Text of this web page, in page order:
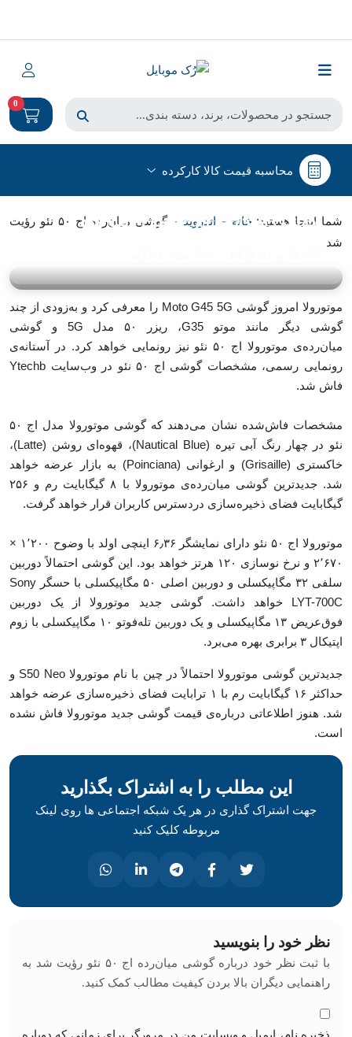
0
محاسبه قیمت کالا کارکرده
شما اینجا هستید: خانه -اندروید -
گوشی میان‌رده اج ۵۰ نئو رؤیت
شد
اندروید
گوشی میان‌رده اج ۵۰ نئو رؤیت شد
موتورولا امروز گوشی Moto G45 5G را معرفی کرد و به‌زودی از چند
گوشی دیگر مانند موتو G35، ریزر ۵۰ مدل 5G و گوشی
میان‌رده‌ی موتورولا اج ۵۰ نئو نیز رونمایی خواهد کرد. در آستانه‌ی
رونمایی رسمی، مشخصات گوشی اج ۵۰ نئو در وب‌سایت Ytechb
فاش شد.
مشخصات فاش‌شده نشان می‌دهند که گوشی موتورولا مدل اج ۵۰
نئو در چهار رنگ آبی تیره (Nautical Blue)، قهوه‌ای روشن (Latte)،
خاکستری (Grisaille) و ارغوانی (Poinciana) به بازار عرضه خواهد
شد. جدیدترین گوشی میان‌‌رده‌‌ی موتورولا با ۸ گیگابایت رم و ۲۵۶
گیگابایت فضای ذخیره‌سازی دردسترس کاربران قرار خواهد گرفت.
موتورولا اج ۵۰ نئو دارای نمایشگر ۶٫۳۶ اینچی اولد با وضوح ۱٬۲۰۰ ×
۲٬۶۷۰ و نرخ نوسازی ۱۲۰ هرتز خواهد بود. این گوشی احتمالاً دوربین
سلفی ۳۲ مگاپیکسلی و دوربین اصلی ۵۰ مگاپیکسلی با حسگر Sony
LYT-700C
خواهد داشت. گوشی جدید موتورولا از یک دوربین
فوق‌عریض ۱۳ مگاپیکسلی و یک دوربین تله‌فوتو ۱۰ مگاپیکسلی با زوم
اپتیکال ۳ برابری بهره می‌برد.
جدیدترین گوشی موتورولا احتمالاً در چین با نام موتورولا S50 Neo و
حداکثر ۱۶ گیگابایت رم با ۱ ترابایت فضای ذخیره‌سازی عرضه خواهد
شد. هنوز اطلاعاتی درباره‌ی قیمت گوشی جدید موتورولا فاش نشده
است.
این مطلب را به اشتراک بگذارید
جهت اشتراک گذاری در هر یک شبکه اجتماعی ها روی لینک
مربوطه کلیک کنید
نظر خود را بنویسید
با ثبت نظر خود درباره گوشی میان‌رده اج ۵۰ نئو رؤیت شد به
راهنمایی دیگران بالا بردن کیفیت مطالب کمک کنید.
ذخیره نام، ایمیل و وبسایت من در مرورگر برای زمانی که دوباره